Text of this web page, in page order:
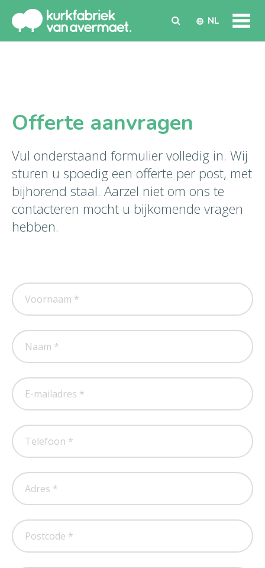
NL
Offerte aanvragen
Vul onderstaand formulier volledig in. Wij
sturen u spoedig een offerte per post, met
bijhorend staal. Aarzel niet om ons te
contacteren mocht u bijkomende vragen
hebben.